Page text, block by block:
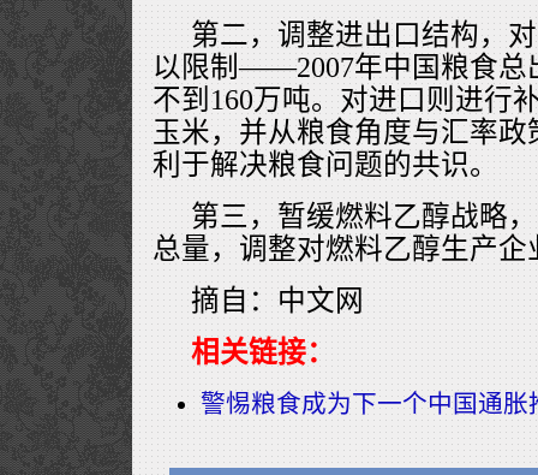
第二，调整进出口结构，
以限制——2007年中国粮食总
不到160万吨。对进口则进行
玉米，并从粮食角度与汇率
利于解决粮食问题的共识。
第三，暂缓燃料乙醇战略
总量，调整对燃料乙醇生产
摘自：中文网
相关链接：
警惕粮食成为下一个中国通胀